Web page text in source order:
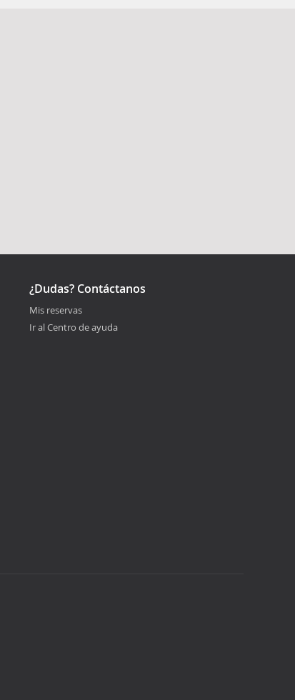
¿Dudas? Contáctanos
Mis reservas
Ir al Centro de ayuda